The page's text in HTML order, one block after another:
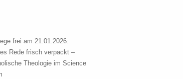
frei am 21.01.2026:
Rede frisch verpackt –
Theologie im Science